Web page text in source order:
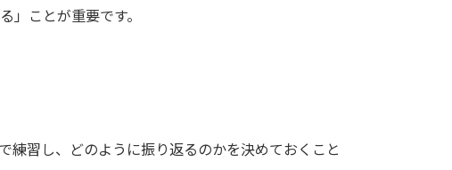
」ことが重要です。
練習し、どのように振り返るのかを決めておくこと